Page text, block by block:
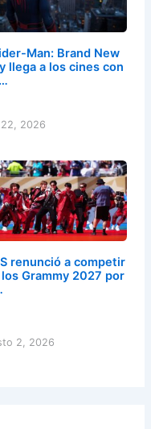
Man: Brand New
llega a los cines con
2026
renunció a competir
Grammy 2027 por
2, 2026